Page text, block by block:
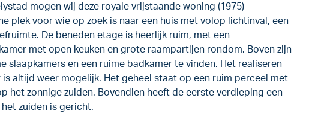
mogen wij deze royale vrijstaande woning (1975)
plek voor wie op zoek is naar een huis met volop lichtinval, een
De beneden etage is heerlijk ruim, met een
met open keuken en grote raampartijen rondom. Boven zijn
slaapkamers en een ruime badkamer te vinden. Het realiseren
is altijd weer mogelijk. Het geheel staat op een ruim perceel met
het zonnige zuiden. Bovendien heeft de eerste verdieping een
zuiden is gericht.